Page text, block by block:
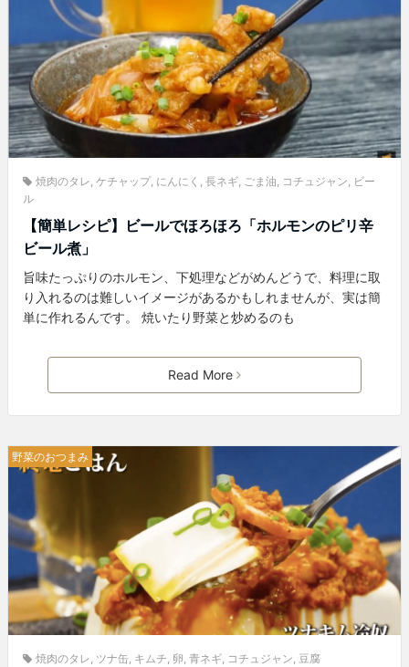
焼肉のタレ, ケチャップ, にんにく , 長ネギ, ごま油, コチュジャン, ビー
ル
【簡単レシピ】ビールでほろほろ「ホルモンのピリ辛
ビール煮」
旨味たっぷりのホルモン、下処理などがめんどうで、料理に取
り入れるのは難しいイメージがあるかもしれませんが、実は簡
単に作れるんです。 焼いたり野菜と炒めるのも
Read More
野菜のおつまみ
焼肉のタレ, ツナ缶, キムチ, 卵, 青ネギ, コチュジャン, 豆腐